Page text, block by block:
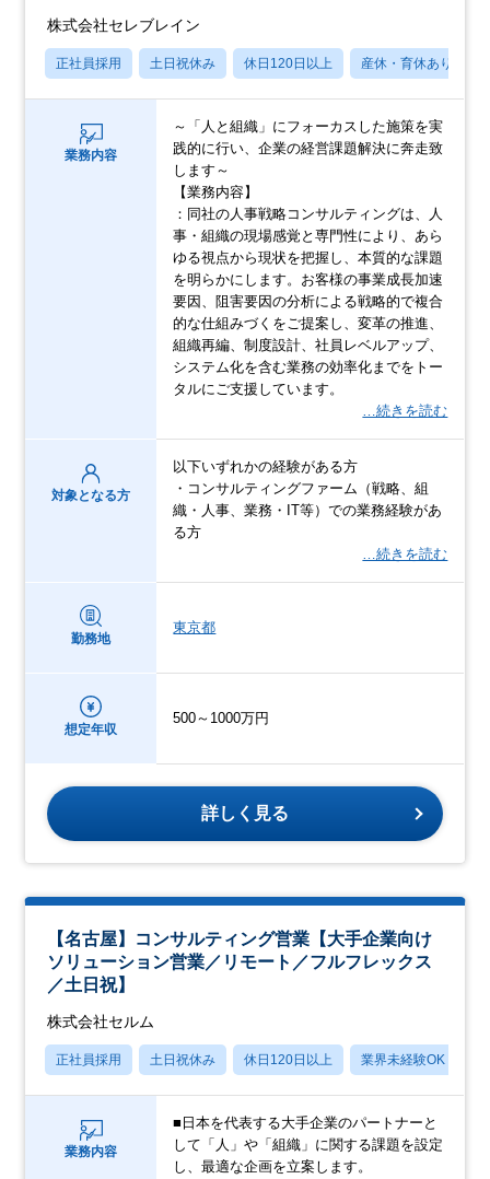
株式会社セレブレイン
正社員採用 土日祝休み 休日120日以上 産休・育休あり
業務内容
～「人と組織」にフォーカスした施策を実
践的に行い、企業の経営課題解決に奔走致
します～
【業務内容】
：同社の⼈事戦略コンサルティングは、⼈
事・組織の現場感覚と専⾨性により、あら
ゆる視点から現状を把握し、本質的な課題
を明らかにします。お客様の事業成⻑加速
要因、阻害要因の分析による戦略的で複合
的な仕組みづくをご提案し、変⾰の推進、
組織再編、制度設計、社員レベルアップ、
システム化を含む業務の効率化までをトー
タルにご⽀援しています。
…続きを読む
対象となる方
以下いずれかの経験がある⽅
・コンサルティングファーム（戦略、組
織・⼈事、業務・IT等）での業務経験があ
る⽅
…続きを読む
勤務地
東京都
想定年収
500～1000万円
詳しく見る
【名古屋】コンサルティング営業【大手企業向け
ソリューション営業／リモート／フルフレックス
／土日祝】
株式会社セルム
正社員採用 土日祝休み 休日120日以上 業界未経験OK
業務内容
■日本を代表する大手企業のパートナーと
して「人」や「組織」に関する課題を設定
し、最適な企画を立案します。